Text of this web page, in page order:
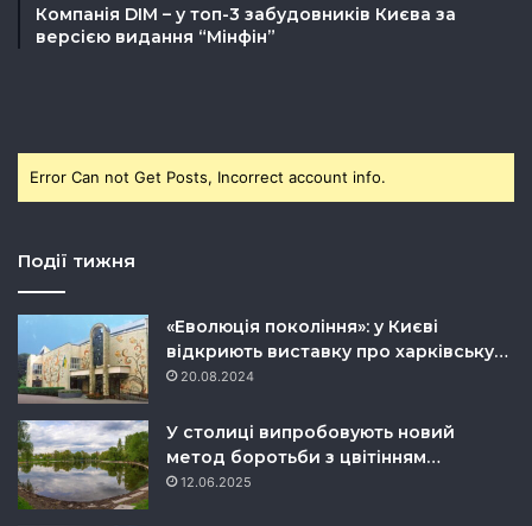
Компанія DIM – у топ-3 забудовників Києва за
версією видання “Мінфін”
Error Can not Get Posts, Incorrect account info.
Події тижня
«Еволюція покоління»: у Києві
відкриють виставку про харківську…
20.08.2024
У столиці випробовують новий
метод боротьби з цвітінням…
12.06.2025